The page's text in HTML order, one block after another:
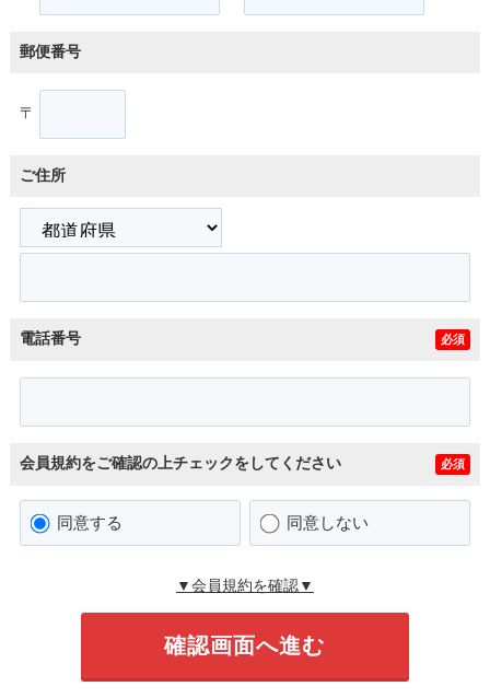
郵便番号
〒
ご住所
電話番号 必須
会員規約をご確認の上チェックをしてください 必須
同意する 同意しない
▼会員規約を確認▼